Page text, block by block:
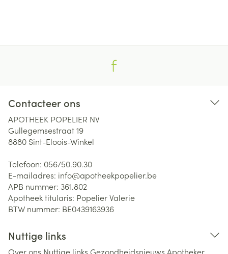
Contacteer ons
APOTHEEK POPELIER NV
Gullegemsestraat 19
8880 Sint-Eloois-Winkel
Telefoon: 056/50.90.30
E-mailadres: info@apotheekpopelier.be
APB nummer: 361.802
Apotheek titularis: Popelier Valerie
BTW nummer: BE0439163936
Nuttige links
Over ons Nuttige links Gezondheidsnieuws Apotheker